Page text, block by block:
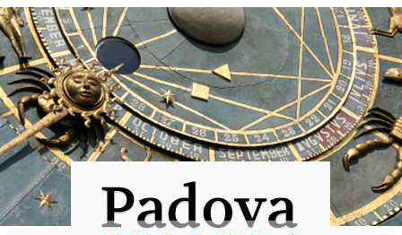
Salta al
contenuto
principale